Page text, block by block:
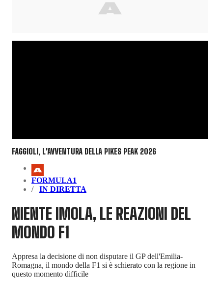
FAGGIOLI, L'AVVENTURA DELLA PIKES PEAK 2026
FORMULA1
IN DIRETTA
NIENTE IMOLA, LE REAZIONI DEL
MONDO F1
Appresa la decisione di non disputare il GP dell'Emilia-
Romagna, il mondo della F1 si è schierato con la regione in
questo momento difficile